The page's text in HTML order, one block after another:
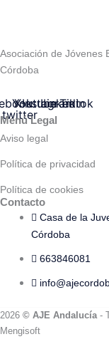
Asociación de Jóvenes
Córdoba
X-
twitter
Youtube
Instagram
Linkedin
Tiktok
Menú Legal
Aviso legal
Política de privacidad
Política de cookies
Contacto
Casa de la
Córdoba
663846081
2026 © AJE Andalucía -
Mengisoft